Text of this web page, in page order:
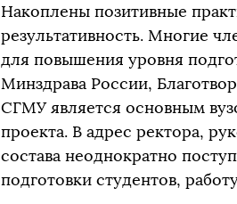
Накоплены позитивные
результативность. Многие
для повышения уровня
Минздрава России,
СГМУ является основным
проекта. В адрес ректора,
состава неоднократно
подготовки студентов,